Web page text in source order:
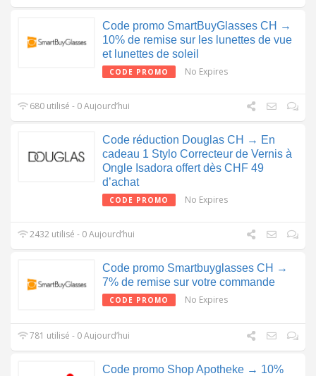
Code promo SmartBuyGlasses CH →
10% de remise sur les lunettes de vue
et lunettes de soleil
CODE PROMO No Expires
680 utilisé - 0 Aujourd’hui
Code réduction Douglas CH → En
cadeau 1 Stylo Correcteur de Vernis à
Ongle Isadora offert dès CHF 49
d’achat
CODE PROMO No Expires
2432 utilisé - 0 Aujourd’hui
Code promo Smartbuyglasses CH →
7% de remise sur votre commande
CODE PROMO No Expires
781 utilisé - 0 Aujourd’hui
Code promo Shop Apotheke → 10%